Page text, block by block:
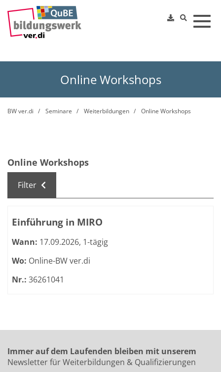
Online Workshops
BW ver.di Seminare Weiterbildungen Online Workshops
Online Workshops
Filter
Einführung in MIRO
Wann: 17.09.2026, 1-tägig
Wo: Online-BW ver.di
Nr.: 36261041
Immer auf dem Laufenden bleiben mit unserem
Newsletter für Weiterbildungen & Qualifizierungen